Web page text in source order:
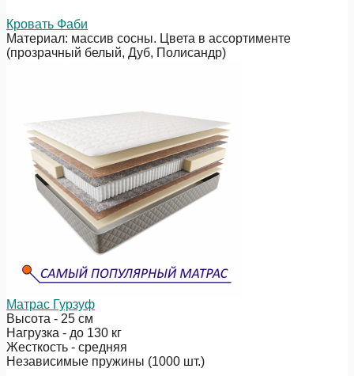
Кровать Фаби
Материал: массив сосны. Цвета в ассортименте
(прозрачный белый, Дуб, Полисандр)
Матрас Гурзуф
Высота - 25 см
Нагрузка - до 130 кг
Жесткость - средняя
Независимые пружины (1000 шт.)